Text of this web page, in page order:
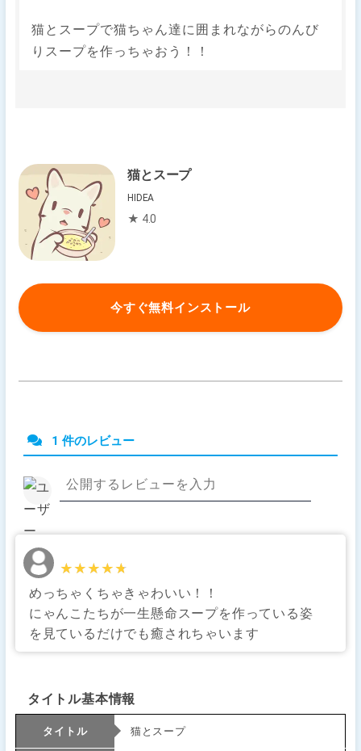
猫とスープで猫ちゃん達に囲まれながらのんび
りスープを作っちゃおう！！
猫とスープ
HIDEA
★ 4.0
今すぐ無料インストール
1 件のレビュー
★★★★★
★★★★★
めっちゃくちゃきゃわいい！！
にゃんこたちが一生懸命スープを作っている姿
を見ているだけでも癒されちゃいます
タイトル基本情報
タイトル 猫とスープ